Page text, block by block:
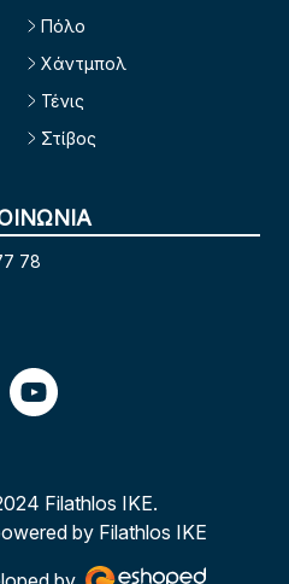
Πόλο
Χάντμπολ
Τένις
Στίβος
78
Filathlos ΙΚΕ.
by Filathlos ΙΚΕ